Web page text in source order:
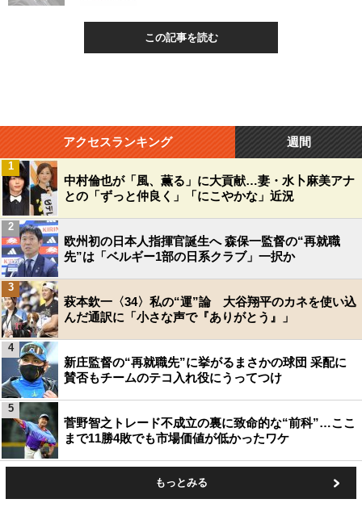
この記事を読む
アクセスランキング 週間
中村倫也が「風、薫る」に大貢献…妻・水卜麻美アナ
との「ずっと仲良く」「にこやかな」近況
1
欧州初の日本人指揮官誕生へ 森保一監督の“再就職
先”は「ベルギー1部の日系クラブ」一択か
2
萩本欽一〈34〉私の“運”論 大谷翔平のカネを使い込
んだ通訳に「小さな声で『ありがとう』」
3
新庄監督の“再就職先”に挙がるまさかの球団 采配に
賛否もチームのテコ入れ役にうってつけ
4
菅野智之トレード不成立の裏に致命的な“前科”…ここ
まで11勝4敗でも市場価値が低かったワケ
5
もっとみる